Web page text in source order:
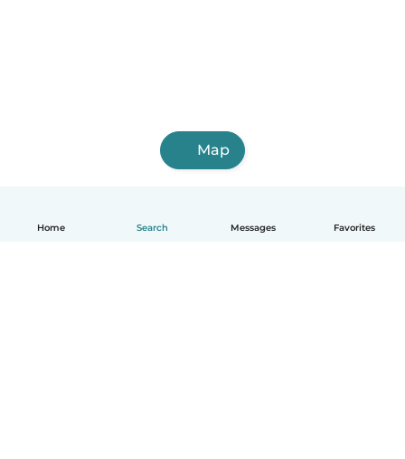
Home Search Messages Favorites
Map